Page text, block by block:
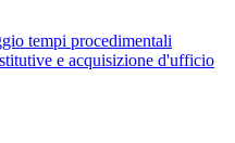
tempi procedimentali
e acquisizione d'ufficio